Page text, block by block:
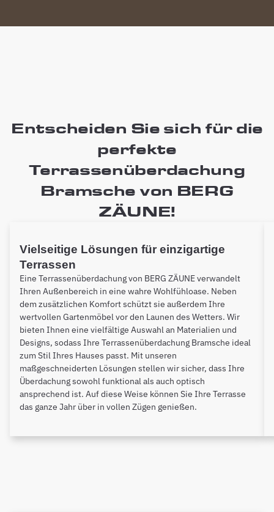
Entscheiden Sie sich für die
perfekte
Terrassenüberdachung
Bramsche von BERG
ZÄUNE!
Vielseitige Lösungen für einzigartige
Terrassen
Eine Terrassenüberdachung von BERG ZÄUNE verwandelt
Ihren Außenbereich in eine wahre Wohlfühloase. Neben
dem zusätzlichen Komfort schützt sie außerdem Ihre
wertvollen Gartenmöbel vor den Launen des Wetters. Wir
bieten Ihnen eine vielfältige Auswahl an Materialien und
Designs, sodass Ihre Terrassenüberdachung Bramsche ideal
zum Stil Ihres Hauses passt. Mit unseren
maßgeschneiderten Lösungen stellen wir sicher, dass Ihre
Überdachung sowohl funktional als auch optisch
ansprechend ist. Auf diese Weise können Sie Ihre Terrasse
das ganze Jahr über in vollen Zügen genießen.